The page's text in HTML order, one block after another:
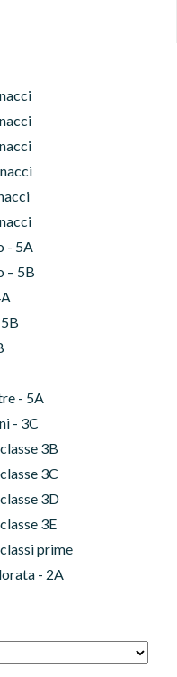
- 5A
– 5B
- 5A
- 3C
3B
3C
3D
3E
prime
- 2A